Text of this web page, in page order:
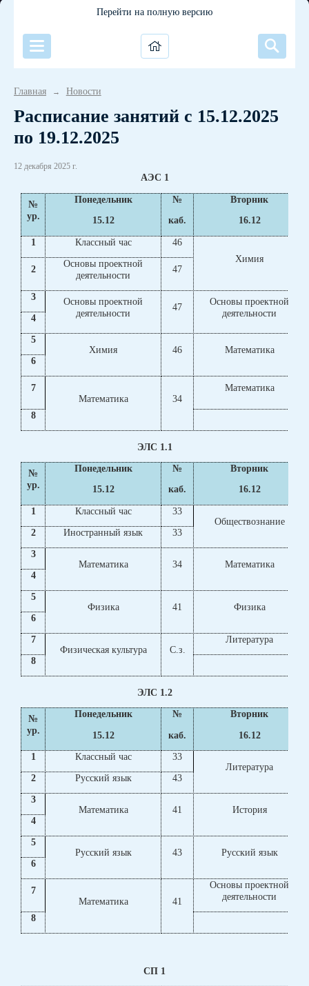
Перейти на полную версию
Главная → Новости
Расписание занятий с 15.12.2025
по 19.12.2025
12 декабря 2025 г.
АЭС 1
№
ур.
Понедельник
15.12
№
каб.
Вторник
16.12
1
Классный час
46
Химия
2
Основы проектной
деятельности
47
3
Основы проектной
деятельности
47
Основы проектной
деятельности
4
5
Химия
46
Математика
6
7
Математика
34
Математика
8
ЭЛС 1.1
№
ур.
Понедельник
15.12
№
каб.
Вторник
16.12
1
Классный час
33
Обществознание
2
Иностранный язык
33
3
Математика
34
Математика
4
5
Физика
41
Физика
6
7
Физическая культура
С.з.
Литература
8
ЭЛС 1.2
№
ур.
Понедельник
15.12
№
каб.
Вторник
16.12
1
Классный час
33
Литература
2
Русский язык
43
3
Математика
41
История
4
5
Русский язык
43
Русский язык
6
7
Математика
41
Основы проектной
деятельности
8
СП 1